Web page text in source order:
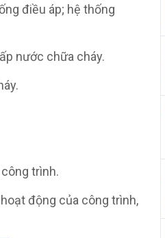
điều áp; hệ thống
nước chữa cháy.
trình.
động của công trình,